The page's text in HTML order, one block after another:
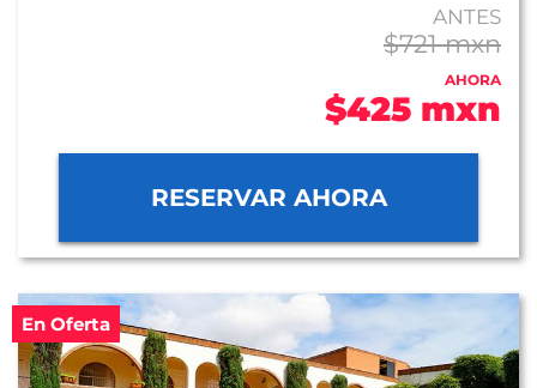
ANTES
$721 mxn
AHORA
$425 mxn
RESERVAR AHORA
En Oferta